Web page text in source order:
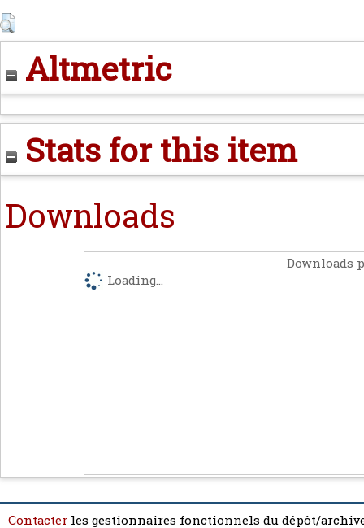
Altmetric
Stats for this item
Downloads
Downloads
Loading...
Contacter les gestionnaires fonctionnels du dépôt/